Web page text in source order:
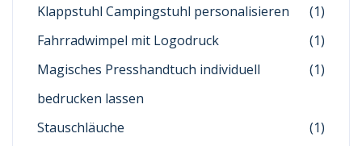
Klappstuhl Campingstuhl personalisieren
(1)
Fahrradwimpel mit Logodruck
(1)
Magisches Presshandtuch individuell
bedrucken lassen
(1)
Stauschläuche
(1)